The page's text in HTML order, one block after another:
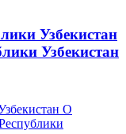
Узбекистан
Узбекистан